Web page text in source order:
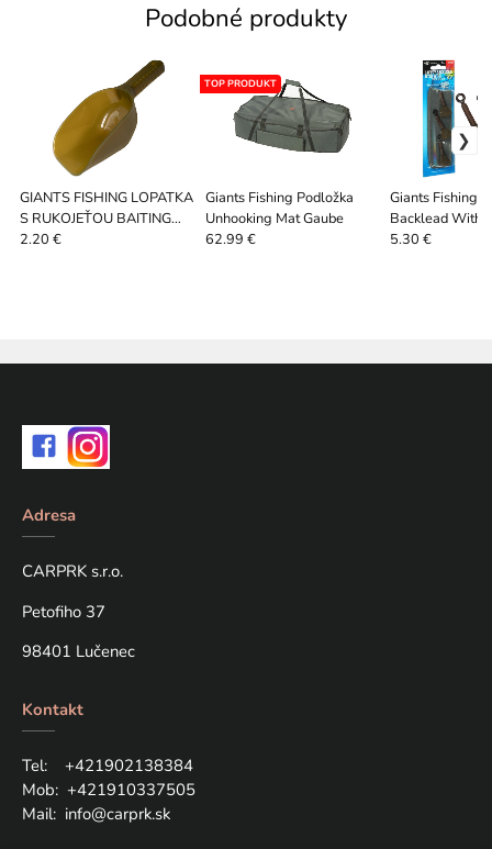
Podobné produkty
GIANTS FISHING LOPATKA
S RUKOJEŤOU BAITING
SPOON STANDARD
2.20 €
Giants Fishing Podložka
Unhooking Mat Gaube
TOP PRODUKT
62.99 €
Giants Fishing
Backlead With
Brown 3 ks
5.30 €
Adresa
CARPRK s.r.o.
Petofiho 37
98401 Lučenec
Kontakt
Tel: +421902138384
Mob: +421910337505
Mail: info@carprk.sk